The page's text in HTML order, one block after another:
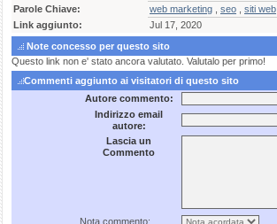
Parole Chiave:
web marketing seo siti web
Link aggiunto:
Jul 17, 2020
Note concesso per questo sito
Questo link non e' stato ancora valutato. Valutalo per primo!
Commenti aggiunto ai visitatori di questo sito
Autore commento:
Indirizzo email
autore:
Lascia un
Commento
Nota commento: